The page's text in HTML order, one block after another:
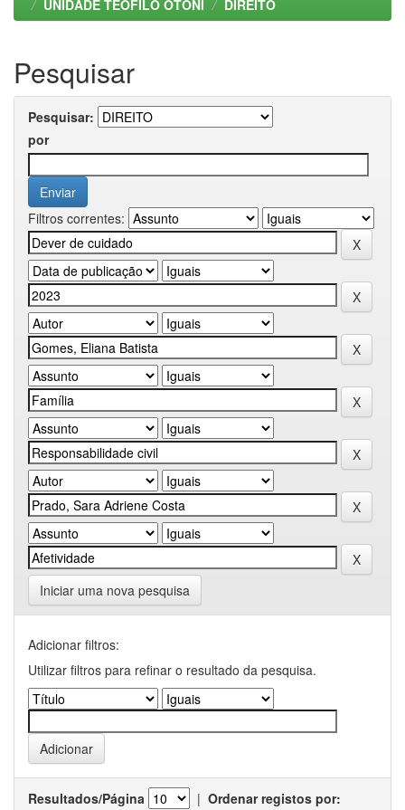
UNIDADE TEOFILO OTONI
DIREITO
Pesquisar
Pesquisar:
por
Filtros correntes:
Iniciar uma nova pesquisa
Adicionar filtros:
Utilizar filtros para refinar o resultado da pesquisa.
Resultados/Página | Ordenar registos por: